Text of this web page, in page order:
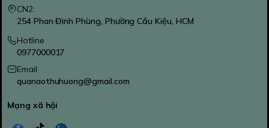
CN2:
254 Phan Đình Phùng, Phường Cầu Kiệu, HCM
Hotline
0977000017
Email
quanaothuhuong@gmail.com
Mạng xã hội